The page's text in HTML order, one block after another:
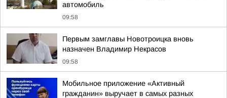
автомобиль
09:58
Первым замглавы Новотроицка вновь
назначен Владимир Некрасов
09:58
Мобильное приложение «Активный
гражданин» выручает в самых разных